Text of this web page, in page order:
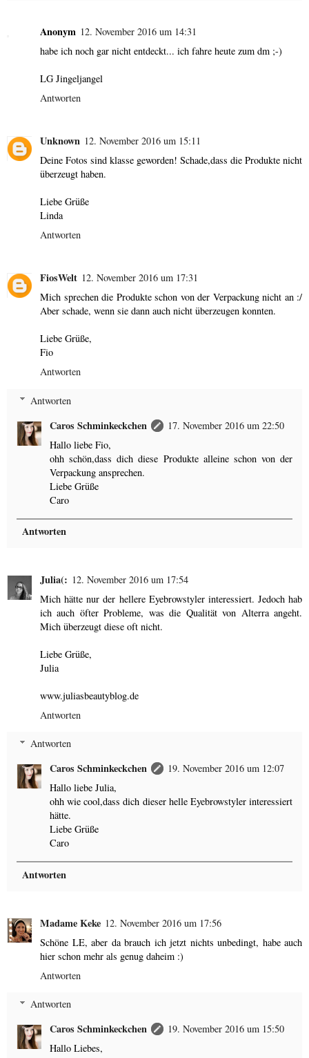
Anonym 12. November 2016 um 14:31
habe ich noch gar nicht entdeckt... ich fahre heute zum dm ;-)
LG Jingeljangel
Antworten
Unknown 12. November 2016 um 15:11
Deine Fotos sind klasse geworden! Schade,dass die Produkte nicht
überzeugt haben.
Liebe Grüße
Linda
Antworten
FiosWelt 12. November 2016 um 17:31
Mich sprechen die Produkte schon von der Verpackung nicht an :/
Aber schade, wenn sie dann auch nicht überzeugen konnten.
Liebe Grüße,
Fio
Antworten
Antworten
Caros Schminkeckchen
17. November 2016 um 22:50
Hallo liebe Fio,
ohh schön,dass dich diese Produkte alleine schon von der
Verpackung ansprechen.
Liebe Grüße
Caro
Antworten
Julia(: 12. November 2016 um 17:54
Mich hätte nur der hellere Eyebrowstyler interessiert. Jedoch hab
ich auch öfter Probleme, was die Qualität von Alterra angeht.
Mich überzeugt diese oft nicht.
Liebe Grüße,
Julia
www.juliasbeautyblog.de
Antworten
Antworten
Caros Schminkeckchen
19. November 2016 um 12:07
Hallo liebe Julia,
ohh wie cool,dass dich dieser helle Eyebrowstyler interessiert
hätte.
Liebe Grüße
Caro
Antworten
Madame Keke 12. November 2016 um 17:56
Schöne LE, aber da brauch ich jetzt nichts unbedingt, habe auch
hier schon mehr als genug daheim :)
Antworten
Antworten
Caros Schminkeckchen
19. November 2016 um 15:50
Hallo Liebes,